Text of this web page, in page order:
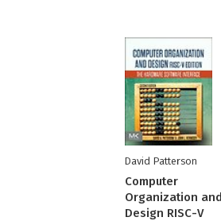
David Patterson
Computer
Organization and
Design RISC-V